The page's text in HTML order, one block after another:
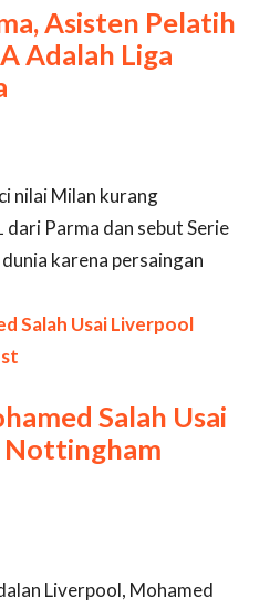
Asisten Pelatih
Adalah Liga
nilai Milan kurang
Parma dan sebut Serie
karena persaingan
Salah Usai
Nottingham
Liverpool, Mohamed